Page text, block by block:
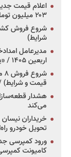
۲۰۳ میلیون تومانی
شرایط)
اربعین ۱۴۰۵ / «یارا» و هوش مصنوعی به خدمت زائران آمد
قیمت و شرایط) /
هشدار
می‌کند
خریداران نیسان
تحویل خودرو
ورود کمپرسی
کامیونت کمپرسی